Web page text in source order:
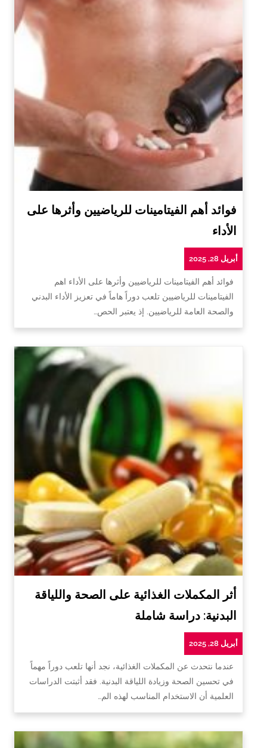
فوائد أهم الفيتامينات للرياضيين وأثرها على
الأداء
أبريل 28, 2025
فوائد أهم الفيتامينات للرياضيين وأثرها على الأداء اهم
الفيتامينات للرياضيين تلعب دوراً هاماً في تعزيز الأداء البدني
والصحة العامة للرياضيين. إذ يعتبر الحص…
أثر المكملات الغذائية على الصحة واللياقة
البدنية: دراسة شاملة
أبريل 28, 2025
عندما نتحدث عن المكملات الغذائية، نجد أنها تلعب دوراً مهماً
في تحسين الصحة وزيادة اللياقة البدنية. فقد أثبتت الدراسات
العلمية أن الاستخدام المناسب لهذه الم…